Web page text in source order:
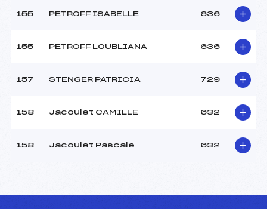
155 PETROFF ISABELLE 636
155 PETROFF LOUBLIANA 636
157 STENGER PATRICIA 729
158 Jacoulet CAMILLE 632
158 Jacoulet Pascale 632